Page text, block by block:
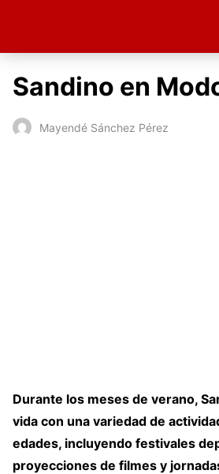
Sandino en
Mayendé Sánchez Pérez
Durante los meses de verano,
vida con una variedad de
edades, incluyendo festivales
proyecciones de filmes y